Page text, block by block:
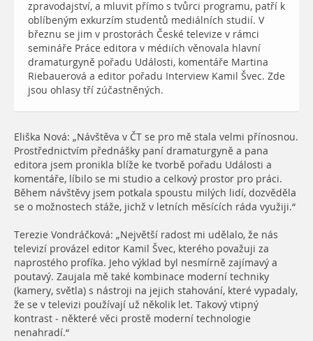
zpravodajství, a mluvit přímo s tvůrci programu, patří k
oblíbeným exkurzím studentů mediálních studií. V
březnu se jim v prostorách České televize v rámci
semináře Práce editora v médiích věnovala hlavní
dramaturgyně pořadu Události, komentáře Martina
Riebauerová a editor pořadu Interview Kamil Švec. Zde
jsou ohlasy tří zúčastněných.
Eliška Nová: „Návštěva v ČT se pro mě stala velmi přínosnou.
Prostřednictvím přednášky paní dramaturgyně a pana
editora jsem pronikla blíže ke tvorbě pořadu Události a
komentáře, líbilo se mi studio a celkový prostor pro práci.
Během návštěvy jsem potkala spoustu milých lidí, dozvěděla
se o možnostech stáže, jichž v letních měsících ráda využiji.“
Terezie Vondráčková: „Největší radost mi udělalo, že nás
televizí provázel editor Kamil Švec, kterého považuji za
naprostého profíka. Jeho výklad byl nesmírně zajímavý a
poutavý. Zaujala mě také kombinace moderní techniky
(kamery, světla) s nástroji na jejich stahování, které vypadaly,
že se v televizi používají už několik let. Takový vtipný
kontrast - některé věci prostě moderní technologie
nenahradí.“